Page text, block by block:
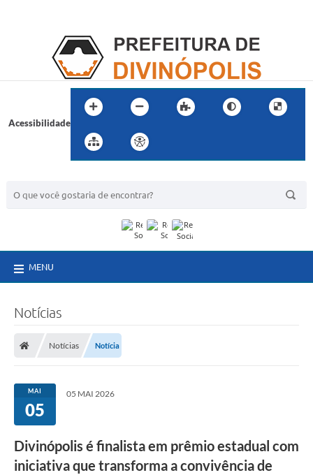
Acessibilidade
MENU
Notícias
Notícias Notícia
MAI
05
05 MAI 2026
Divinópolis é finalista em prêmio estadual com
iniciativa que transforma a convivência de